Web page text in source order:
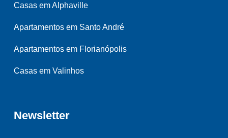
Casas em Alphaville
Apartamentos em Santo André
Apartamentos em Florianópolis
Casas em Valinhos
Newsletter